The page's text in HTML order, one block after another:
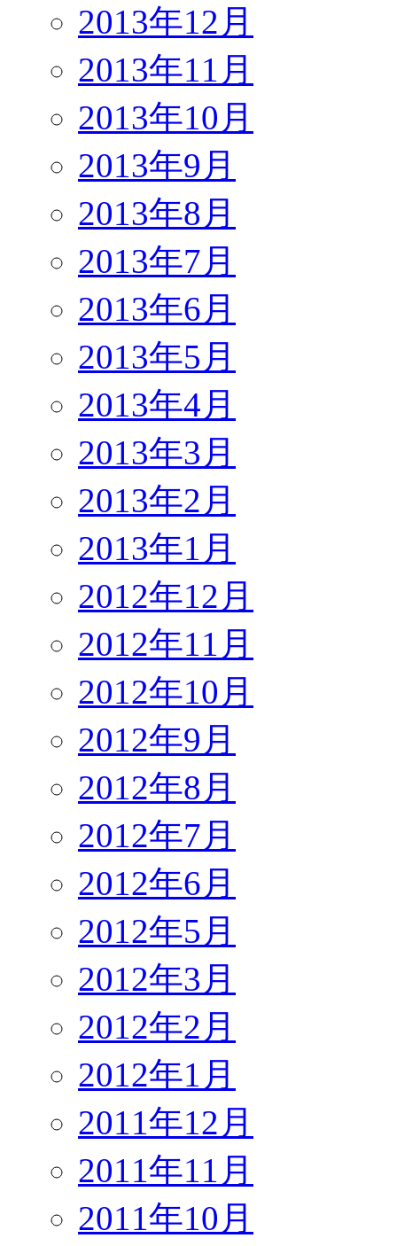
2013年12月
2013年11月
2013年10月
2013年9月
2013年8月
2013年7月
2013年6月
2013年5月
2013年4月
2013年3月
2013年2月
2013年1月
2012年12月
2012年11月
2012年10月
2012年9月
2012年8月
2012年7月
2012年6月
2012年5月
2012年3月
2012年2月
2012年1月
2011年12月
2011年11月
2011年10月